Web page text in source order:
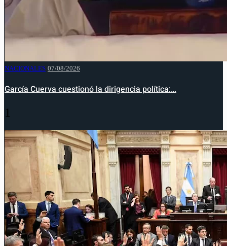
NACIONALES 07/08/2026
García Cuerva cuestionó la dirigencia política:…
1